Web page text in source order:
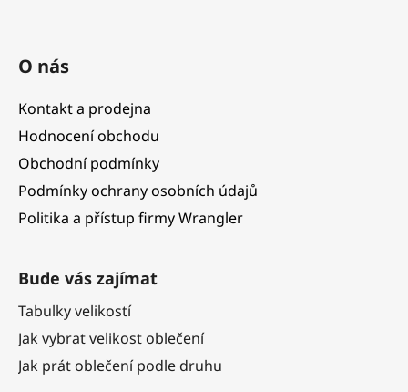
O nás
Kontakt a prodejna
Hodnocení obchodu
Obchodní podmínky
Podmínky ochrany osobních údajů
Politika a přístup firmy Wrangler
Bude vás zajímat
Tabulky velikostí
Jak vybrat velikost oblečení
Jak prát oblečení podle druhu